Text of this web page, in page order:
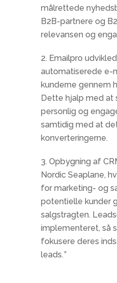
målrettede
B2B-partnere og
relevansen og
Emailpro
automatiserede e-
kunderne gennem
Dette hjalp med at
personlig og
samtidig med at
konverteringerne.
Opbygning af
Nordic Seaplane,
for marketing- og
potentielle kunder
salgstragten.
implementeret, så
fokusere deres
leads.”